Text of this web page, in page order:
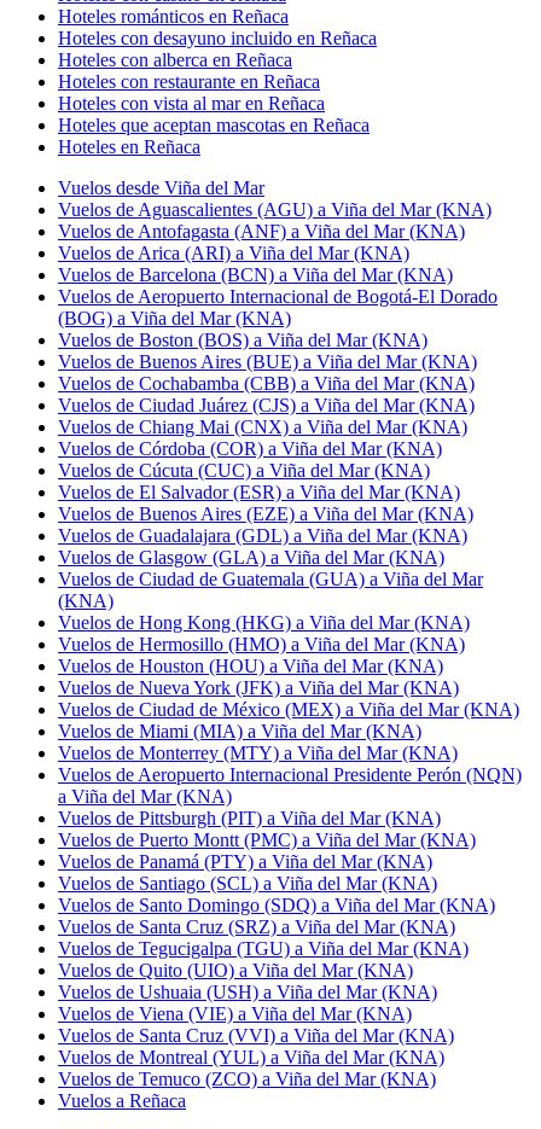
Hoteles románticos en Reñaca
Hoteles con desayuno incluido en Reñaca
Hoteles con alberca en Reñaca
Hoteles con restaurante en Reñaca
Hoteles con vista al mar en Reñaca
Hoteles que aceptan mascotas en Reñaca
Hoteles en Reñaca
Vuelos desde Viña del Mar
Vuelos de Aguascalientes (AGU) a Viña del Mar (KNA)
Vuelos de Antofagasta (ANF) a Viña del Mar (KNA)
Vuelos de Arica (ARI) a Viña del Mar (KNA)
Vuelos de Barcelona (BCN) a Viña del Mar (KNA)
Vuelos de Aeropuerto Internacional de Bogotá-El Dorado
(BOG) a Viña del Mar (KNA)
Vuelos de Boston (BOS) a Viña del Mar (KNA)
Vuelos de Buenos Aires (BUE) a Viña del Mar (KNA)
Vuelos de Cochabamba (CBB) a Viña del Mar (KNA)
Vuelos de Ciudad Juárez (CJS) a Viña del Mar (KNA)
Vuelos de Chiang Mai (CNX) a Viña del Mar (KNA)
Vuelos de Córdoba (COR) a Viña del Mar (KNA)
Vuelos de Cúcuta (CUC) a Viña del Mar (KNA)
Vuelos de El Salvador (ESR) a Viña del Mar (KNA)
Vuelos de Buenos Aires (EZE) a Viña del Mar (KNA)
Vuelos de Guadalajara (GDL) a Viña del Mar (KNA)
Vuelos de Glasgow (GLA) a Viña del Mar (KNA)
Vuelos de Ciudad de Guatemala (GUA) a Viña del Mar
(KNA)
Vuelos de Hong Kong (HKG) a Viña del Mar (KNA)
Vuelos de Hermosillo (HMO) a Viña del Mar (KNA)
Vuelos de Houston (HOU) a Viña del Mar (KNA)
Vuelos de Nueva York (JFK) a Viña del Mar (KNA)
Vuelos de Ciudad de México (MEX) a Viña del Mar (KNA)
Vuelos de Miami (MIA) a Viña del Mar (KNA)
Vuelos de Monterrey (MTY) a Viña del Mar (KNA)
Vuelos de Aeropuerto Internacional Presidente Perón (NQN)
a Viña del Mar (KNA)
Vuelos de Pittsburgh (PIT) a Viña del Mar (KNA)
Vuelos de Puerto Montt (PMC) a Viña del Mar (KNA)
Vuelos de Panamá (PTY) a Viña del Mar (KNA)
Vuelos de Santiago (SCL) a Viña del Mar (KNA)
Vuelos de Santo Domingo (SDQ) a Viña del Mar (KNA)
Vuelos de Santa Cruz (SRZ) a Viña del Mar (KNA)
Vuelos de Tegucigalpa (TGU) a Viña del Mar (KNA)
Vuelos de Quito (UIO) a Viña del Mar (KNA)
Vuelos de Ushuaia (USH) a Viña del Mar (KNA)
Vuelos de Viena (VIE) a Viña del Mar (KNA)
Vuelos de Santa Cruz (VVI) a Viña del Mar (KNA)
Vuelos de Montreal (YUL) a Viña del Mar (KNA)
Vuelos de Temuco (ZCO) a Viña del Mar (KNA)
Vuelos a Reñaca